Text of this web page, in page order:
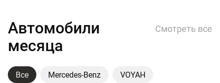
Автомобили
месяца
Смотреть все
Все Mercedes-Benz VOYAH